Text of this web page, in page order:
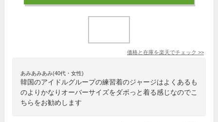
価格と在庫を楽天でチェック >>
あみあみあみ(40代・女性)
韓国のアイドルグループの練習着のジャージはよくあるも
のよりかなりオーバーサイズをダボっと着る感じなのでこ
ちらをお勧めします